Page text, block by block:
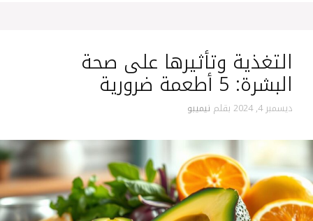
التغذية وتأثيرها على صحة
البشرة: 5 أطعمة ضرورية
ديسمبر 4, 2024 بقلم نيميبو